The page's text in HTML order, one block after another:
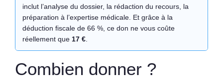
inclut l’analyse du dossier, la rédaction du recours, la
préparation à l’expertise médicale. Et grâce à la
déduction fiscale de 66 %, ce don ne vous coûte
réellement que 17 €
Combien donner ?